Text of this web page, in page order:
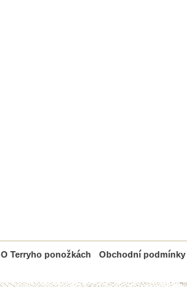
O Terryho ponožkách Obchodní podmínky
PayPal